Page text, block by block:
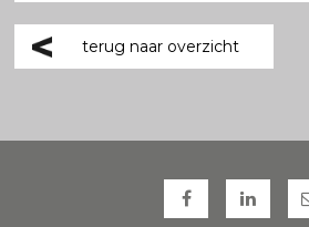
terug naar overzicht